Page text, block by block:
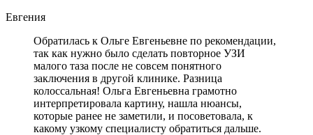
Евгения
Обратилась к Ольге Евгеньевне по рекомендации,
так как нужно было сделать повторное УЗИ
малого таза после не совсем понятного
заключения в другой клинике. Разница
колоссальная! Ольга Евгеньевна грамотно
интерпретировала картину, нашла нюансы,
которые ранее не заметили, и посоветовала, к
какому узкому специалисту обратиться дальше.